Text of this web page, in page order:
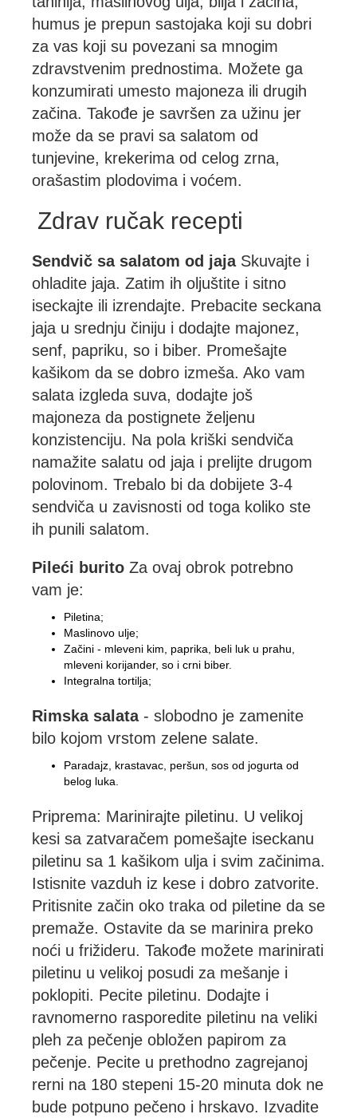
humus je prepun sastojaka koji su dobri
za vas koji su povezani sa mnogim
zdravstvenim prednostima. Možete ga
konzumirati umesto majoneza ili drugih
začina. Takođe je savršen za užinu jer
može da se pravi sa salatom od
tunjevine, krekerima od celog zrna,
orašastim plodovima i voćem.
Zdrav ručak recepti
Sendvič sa salatom od jajaSkuvajte i
ohladite jaja. Zatim ih oljuštite i sitno
iseckajte ili izrendajte. Prebacite seckana
jaja u srednju činiju i dodajte majonez,
senf, papriku, so i biber. Promešajte
kašikom da se dobro izmeša. Ako vam
salata izgleda suva, dodajte još
majoneza da postignete željenu
konzistenciju. Na pola kriški sendviča
namažite salatu od jaja i prelijte drugom
polovinom. Trebalo bi da dobijete 3-4
sendviča u zavisnosti od toga koliko ste
ih punili salatom.
Pileći burito Za ovaj obrok potrebno
vam je:
Piletina;
Maslinovo ulje;
Začini - mleveni kim, paprika, beli luk u prahu,
mleveni korijander, so i crni biber.
Integralna tortilja;
Rimska salata- slobodno je zamenite
bilo kojom vrstom zelene salate.
Paradajz, krastavac, peršun, sos od jogurta od
belog luka.
Priprema: Marinirajte piletinu. U velikoj
kesi sa zatvaračem pomešajte iseckanu
piletinu sa 1 kašikom ulja i svim začinima.
Istisnite vazduh iz kese i dobro zatvorite.
Pritisnite začin oko traka od piletine da se
premaže. Ostavite da se marinira preko
noći u frižideru. Takođe možete marinirati
piletinu u velikoj posudi za mešanje i
poklopiti. Pecite piletinu. Dodajte i
ravnomerno rasporedite piletinu na veliki
pleh za pečenje obložen papirom za
pečenje. Pecite u prethodno zagrejanoj
rerni na 180 stepeni 15-20 minuta dok ne
bude potpuno pečeno i hrskavo. Izvadite